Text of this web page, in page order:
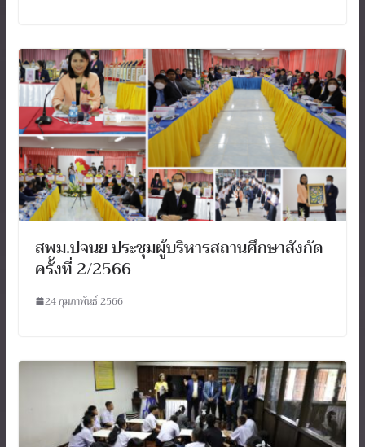
สพม.ปจนย ประชุมผู้บริหารสถานศึกษาสังกัด
ครั้งที่ 2/2566
24 กุมภาพันธ์ 2566